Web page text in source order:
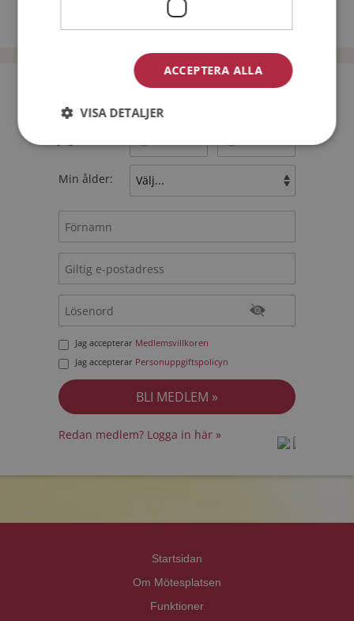
Bli medlem utan kostnad!
Min ålder:
Jag accepterar Medlemsvillkoren
Jag accepterar Personuppgiftspolicyn
Redan medlem? Logga in här »
Startsidan
Om Mötesplatsen
Funktioner
ACCEPTERA ALLA
VISA DETALJER